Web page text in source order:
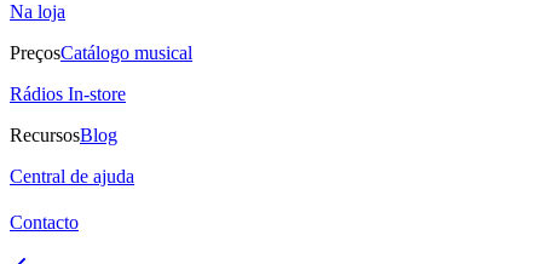
Na loja
PreçosCatálogo musical
Rádios In-store
RecursosBlog
Central de ajuda
Contacto